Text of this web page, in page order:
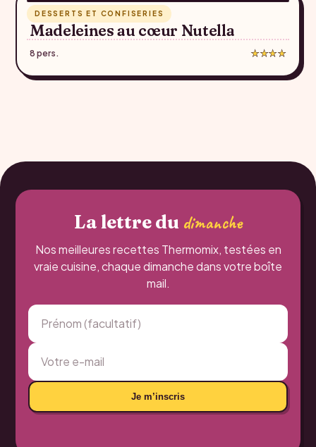
DESSERTS ET CONFISERIES
Madeleines au cœur Nutella
8 pers. ★★★★
La lettre du dimanche
Nos meilleures recettes Thermomix, testées en
vraie cuisine, chaque dimanche dans votre boîte
mail.
Je m’inscris